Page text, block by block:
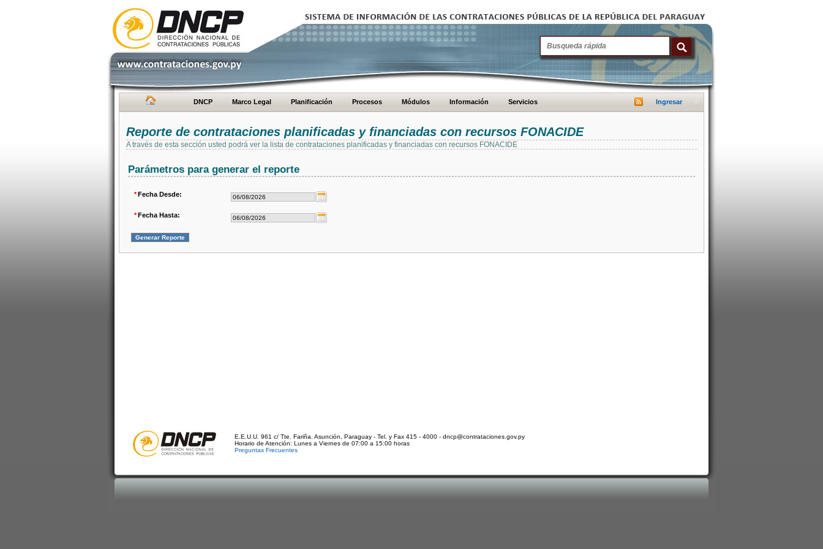
DNCP Marco Legal Planificación Procesos Módulos Información Servicios Ingresar
Reporte de contrataciones planificadas y financiadas con recursos FONACIDE
A través de esta sección usted podrá ver la lista de contrataciones planificadas y financiadas con recursos FONACIDE
Parámetros para generar el reporte
*Fecha Desde:
*Fecha Hasta:
E.E.U.U. 961 c/ Tte. Fariña. Asunción, Paraguay - Tel. y Fax 415 - 4000 - dncp@contrataciones.gov.py
Horario de Atención: Lunes a Viernes de 07:00 a 15:00 horas
Preguntas Frecuentes